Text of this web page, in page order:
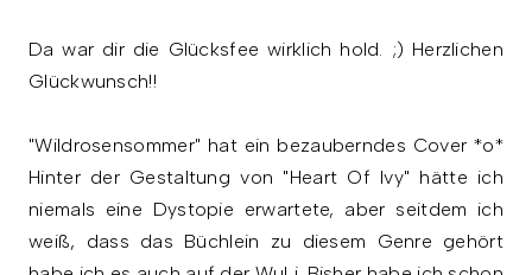
Da war dir die Glücksfee wirklich hold. ;) Herzlichen
Glückwunsch!!
"Wildrosensommer" hat ein bezauberndes Cover *o*
Hinter der Gestaltung von "Heart Of Ivy" hätte ich
niemals eine Dystopie erwartete, aber seitdem ich
weiß, dass das Büchlein zu diesem Genre gehört